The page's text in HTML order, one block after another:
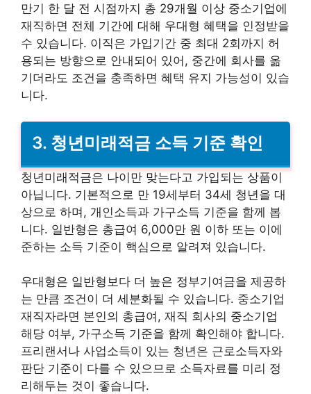
만기 한 달 전 시점까지 총 29개월 이상 중소기업에
재직하면 전체 기간에 대해 우대형 혜택을 인정받을
수 있습니다. 이직은 가입기간 중 최대 2회까지 허
용되는 방향으로 안내되어 있어, 중간에 회사를 옮
기더라도 조건을 충족하면 혜택 유지 가능성이 있습
니다.
3. 청년미래적금 소득 기준 확인
청년미래적금은 나이만 맞는다고 가입되는 상품이
아닙니다. 기본적으로 만 19세부터 34세 청년을 대
상으로 하며, 개인소득과 가구소득 기준을 함께 봅
니다. 일반형은 총급여 6,000만 원 이하 또는 이에
준하는 소득 기준이 핵심으로 알려져 있습니다.
우대형은 일반형보다 더 높은 정부기여금을 제공하
는 만큼 조건이 더 세분화될 수 있습니다. 중소기업
재직자라면 본인의 총급여, 재직 회사의 중소기업
해당 여부, 가구소득 기준을 함께 확인해야 합니다.
프리랜서나 사업소득이 있는 청년은 근로소득자와
판단 기준이 다를 수 있으므로 소득자료를 미리 정
리해두는 것이 좋습니다.